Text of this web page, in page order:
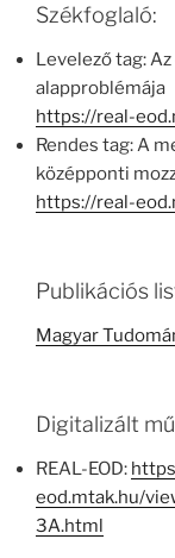
Székfoglaló:
Levelező tag:
alapproblémája
https://real-
Rendes tag: A
középponti
https://real-
Publikációs
Magyar
Digitalizált
REAL-EOD:
eod.mtak.hu/
3A.html